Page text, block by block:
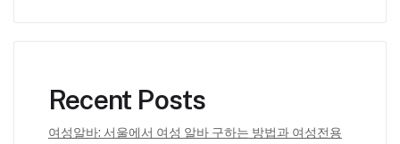
Recent Posts
여성알바: 서울에서 여성 알바 구하는 방법과 여성전용